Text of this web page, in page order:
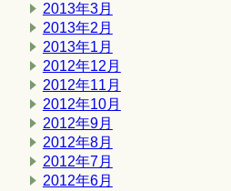
2013年3月
2013年2月
2013年1月
2012年12月
2012年11月
2012年10月
2012年9月
2012年8月
2012年7月
2012年6月